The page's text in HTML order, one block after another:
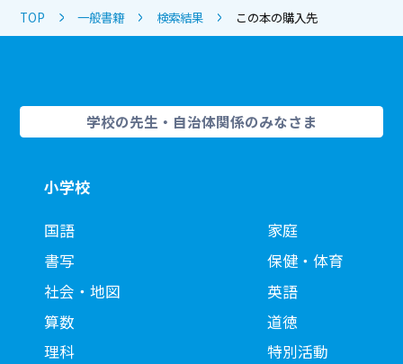
TOP 一般書籍 検索結果 この本の購入先
学校の先生・自治体関係のみなさま
小学校
国語
書写
社会・地図
算数
理科
家庭
保健・体育
英語
道徳
特別活動